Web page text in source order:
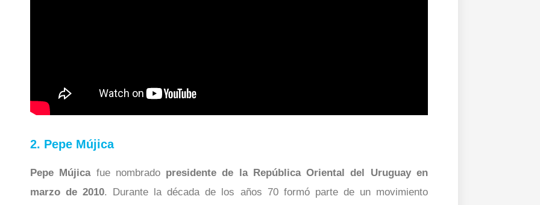
2. Pepe Mújica
Pepe Mújicafue nombrado presidente de la República Oriental del Uruguay en
marzo de 2010. Durante la década de los años 70 formó parte de un movimiento